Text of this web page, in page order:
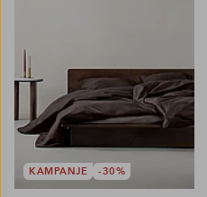
KAMPANJE -30%